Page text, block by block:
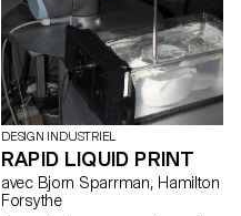
DESIGN INDUSTRIEL
RAPID LIQUID PRINT
avec Bjorn Sparrman, Hamilton
Forsythe